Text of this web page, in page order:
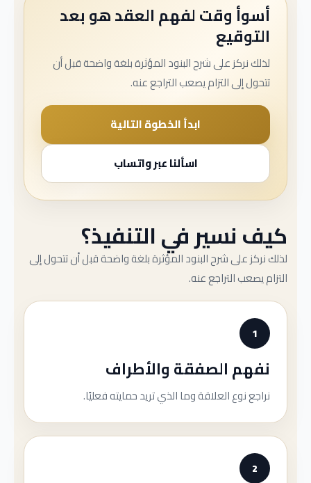
أسوأ وقت لفهم العقد هو بعد
التوقيع
لذلك نركز على شرح البنود المؤثرة بلغة واضحة قبل أن
تتحول إلى التزام يصعب التراجع عنه.
ابدأ الخطوة التالية
اسألنا عبر واتساب
كيف نسير في التنفيذ؟
لذلك نركز على شرح البنود المؤثرة بلغة واضحة قبل أن تتحول إلى
التزام يصعب التراجع عنه.
1
نفهم الصفقة والأطراف
نراجع نوع العلاقة وما الذي تريد حمايته فعليًا.
2